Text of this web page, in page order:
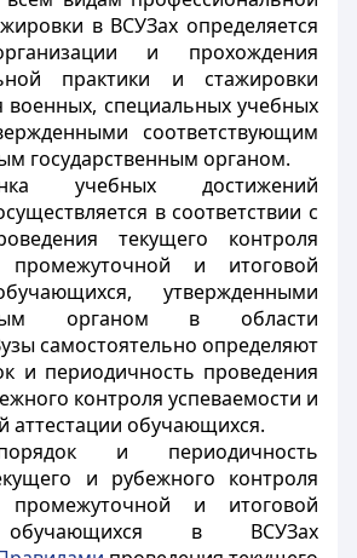
в ВСУЗах определяется
и прохождения
практики и стажировки
специальных учебных
соответствующим
государственным органом.
учебных достижений
в соответствии с
текущего контроля
промежуточной и итоговой
утвержденными
органом в области
самостоятельно определяют
и периодичность проведения
контроля успеваемости и
аттестации обучающихся.
и периодичность
и рубежного контроля
промежуточной и итоговой
обучающихся в ВСУЗах